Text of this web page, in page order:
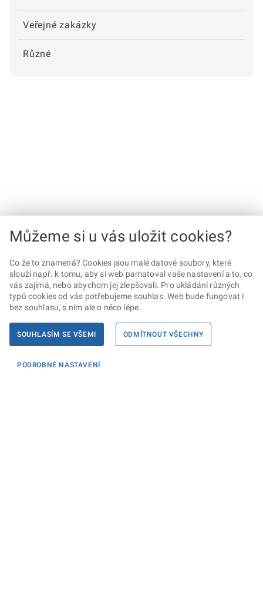
Veřejné zakázky
Různé
Můžeme si u vás uložit cookies?
Co že to znamená? Cookies jsou malé datové soubory, které
slouží např. k tomu, aby si web pamatoval vaše nastavení a to, co
vás zajímá, nebo abychom jej zlepšovali. Pro ukládání různých
typů cookies od vás potřebujeme souhlas. Web bude fungovat i
bez souhlasu, s ním ale o něco lépe.
SOUHLASÍM SE VŠEMI ODMÍTNOUT VŠECHNY
PODROBNÉ NASTAVENÍ